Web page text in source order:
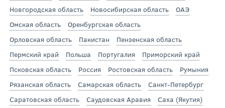
Новгородская область
Новосибирская область
ОАЭ
Омская область
Оренбургская область
Орловская область
Пакистан
Пензенская область
Пермский край
Польша Португалия
Приморский край
Псковская область
Россия Ростовская область
Румыния
Рязанская область
Самарская область
Санкт-Петербург
Саратовская область
Саудовская Аравия
Саха (Якутия)